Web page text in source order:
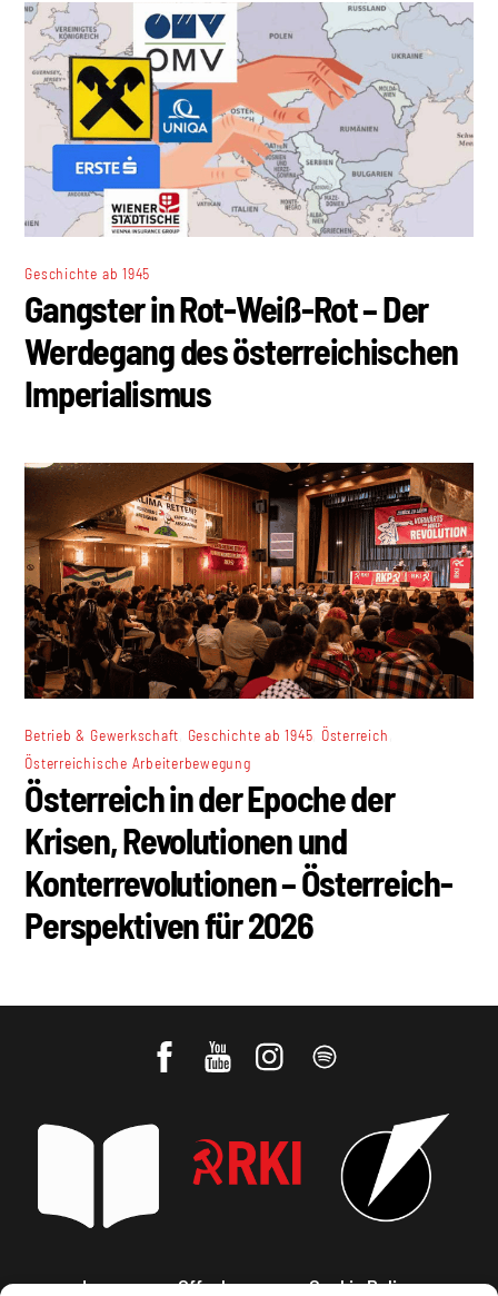
Geschichte ab 1945
Gangster in Rot-Weiß-Rot – Der
Werdegang des österreichischen
Imperialismus
Betrieb & Gewerkschaft Geschichte ab 1945 Österreich
Österreichische Arbeiterbewegung
Österreich in der Epoche der
Krisen, Revolutionen und
Konterrevolutionen – Österreich-
Perspektiven für 2026
Impressum, Offenlegung Cookie Policy